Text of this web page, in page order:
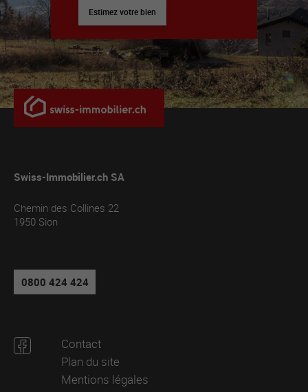
Estimez votre bien
Swiss-Immobilier.ch SA
Chemin des Collines 22
1950 Sion
0800 424 424
Contact
Plan du site
Mentions légales